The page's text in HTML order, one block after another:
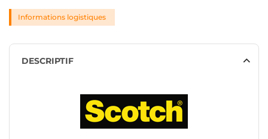
Informations logistiques
DESCRIPTIF